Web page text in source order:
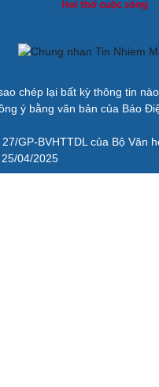
chép lại bất kỳ thông tin
ý bằng văn bản của Báo
GP-BVHTTDL của Bộ Văn
04/2025